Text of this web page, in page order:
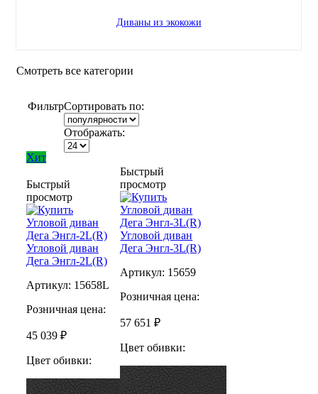
Диваны из экокожи
Смотреть все категории
ФильтрСортировать по:
Отображать:
Хит
Быстрый
просмотр
Угловой диван
Дега Энгл-2L(R)
Артикул: 15658L
Розничная цена:
45 039 ₽
Цвет обивки:
Быстрый
просмотр
Угловой диван
Дега Энгл-3L(R)
Артикул: 15659
Розничная цена:
57 651 ₽
Цвет обивки: